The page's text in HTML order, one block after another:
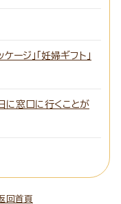
ージ」「妊婦ギフト」
に窓口に行くことが
回首頁